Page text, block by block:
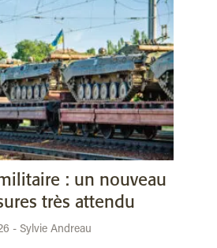
: un nouveau
très attendu
- Sylvie Andreau